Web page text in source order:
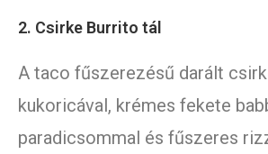
2. Csirke Burrito tál
A taco fűszerezésű darált
kukoricával, krémes fekete
paradicsommal és fűszeres